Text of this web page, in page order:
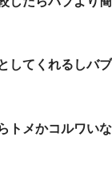
してくれるしバ
トメかコルワい